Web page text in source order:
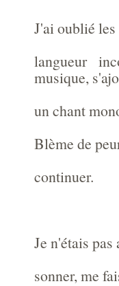
J'ai oublié
langueur
musique,
un chant
Blème de
continuer.
Je n'étais
sonner, me